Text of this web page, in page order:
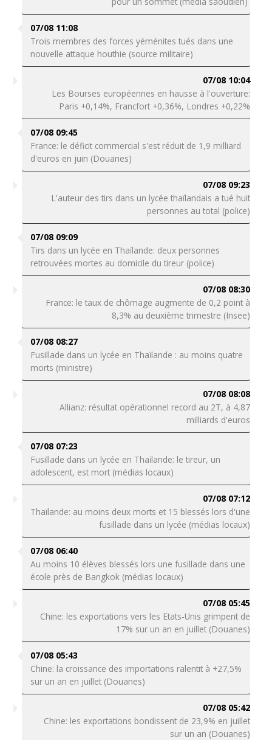
07/08 11:08
Trois membres des forces yéménites tués dans une
nouvelle attaque houthie (source militaire)
07/08 10:04
Les Bourses européennes en hausse à l'ouverture:
Paris +0,14%, Francfort +0,36%, Londres +0,22%
07/08 09:45
France: le déficit commercial s'est réduit de 1,9 milliard
d'euros en juin (Douanes)
07/08 09:23
L'auteur des tirs dans un lycée thaïlandais a tué huit
personnes au total (police)
07/08 09:09
Tirs dans un lycée en Thaïlande: deux personnes
retrouvées mortes au domicile du tireur (police)
07/08 08:30
France: le taux de chômage augmente de 0,2 point à
8,3% au deuxième trimestre (Insee)
07/08 08:27
Fusillade dans un lycée en Thaïlande : au moins quatre
morts (ministre)
07/08 08:08
Allianz: résultat opérationnel record au 2T, à 4,87
milliards d'euros
07/08 07:23
Fusillade dans un lycée en Thaïlande: le tireur, un
adolescent, est mort (médias locaux)
07/08 07:12
Thaïlande: au moins deux morts et 15 blessés lors d'une
fusillade dans un lycée (médias locaux)
07/08 06:40
Au moins 10 élèves blessés lors une fusillade dans une
école près de Bangkok (médias locaux)
07/08 05:45
Chine: les exportations vers les Etats-Unis grimpent de
17% sur un an en juillet (Douanes)
07/08 05:43
Chine: la croissance des importations ralentit à +27,5%
sur un an en juillet (Douanes)
07/08 05:42
Chine: les exportations bondissent de 23,9% en juillet
sur un an (Douanes)